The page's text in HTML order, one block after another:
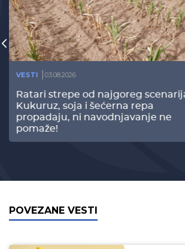
VESTI 03.08.2026
Ratari strepe od najgoreg
Kukuruz, soja i šećerna repa
propadaju, ni navodnjavanje ne
pomaže!
POVEZANE VESTI